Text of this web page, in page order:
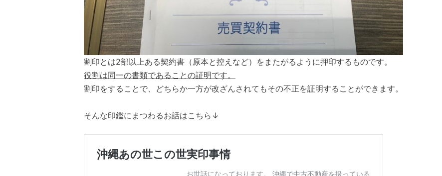
割印とは2部以上ある契約書（原本と控えなど）をまたがるように押印するものです。
役割は同一の書類であることの証明です。
割印をすることで、どちらか一方が改ざんされてもその不正を証明することができます。
そんな印鑑にまつわるお話はこちら↓